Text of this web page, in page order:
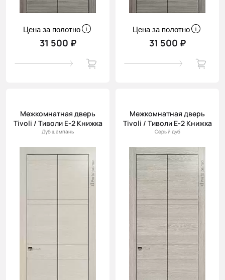
Цена за полотно
31 500 ₽
Цена за полотно
31 500 ₽
Межкомнатная дверь
Tivoli / Тиволи Е-2 Книжка
Дуб шампань
Межкомнатная дверь
Tivoli / Тиволи Е-2 Книжка
Серый дуб